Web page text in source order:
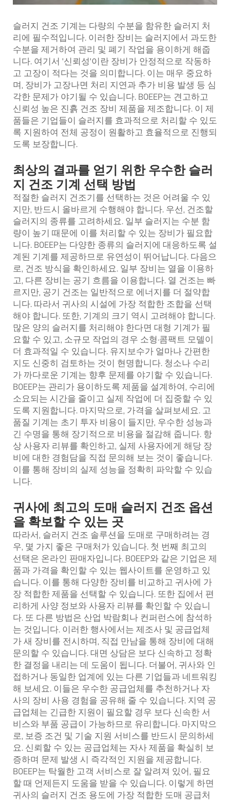
슬러지 건조 기계는 다량의 수분을 함유한 슬러지 처
리에 필수적입니다. 이러한 장비는 슬러지에서 과도한
수분을 제거하여 관리 및 폐기 작업을 용이하게 해줍
니다. 여기서 '신뢰성'이란 장비가 안정적으로 작동하
고 고장이 적다는 것을 의미합니다. 이는 매우 중요하
며, 장비가 고장나면 처리 지연과 추가 비용 발생 등 심
각한 문제가 야기될 수 있습니다. BOEEP는 견고하고
신뢰성 높은 진흙 건조 장비 제품을 제조합니다. 이 제
품들은 기업들이 슬러지를 효과적으로 처리할 수 있도
록 지원하여 전체 공정이 원활하고 효율적으로 진행되
도록 보장합니다.
최상의 결과를 얻기 위한 우수한 슬러
지 건조 기계 선택 방법
적절한 슬러지 건조기를 선택하는 것은 어려울 수 있
지만, 반드시 올바르게 수행해야 합니다. 우선, 건조할
슬러지의 종류를 고려하세요. 일부 슬러지는 수분 함
량이 높기 때문에 이를 처리할 수 있는 장비가 필요합
니다. BOEEP는 다양한 종류의 슬러지에 대응하도록 설
계된 기계를 제공하므로 유연성이 뛰어납니다. 다음으
로, 건조 방식을 확인하세요. 일부 장비는 열을 이용하
고, 다른 장비는 공기 흐름을 이용합니다. 열 건조는 빠
르지만, 공기 건조는 일반적으로 에너지를 더 절약합
니다. 따라서 귀사의 시설에 가장 적합한 조합을 선택
해야 합니다. 또한, 기계의 크기 역시 고려해야 합니다.
많은 양의 슬러지를 처리해야 한다면 대형 기계가 필
요할 수 있고, 소규모 작업의 경우 소형·콤팩트 모델이
더 효과적일 수 있습니다. 유지보수가 얼마나 간편한
지도 신중히 검토하는 것이 현명합니다. 청소나 수리
가 까다로운 기계는 향후 문제를 야기할 수 있습니다.
BOEEP는 관리가 용이하도록 제품을 설계하여, 수리에
소요되는 시간을 줄이고 실제 작업에 더 집중할 수 있
도록 지원합니다. 마지막으로, 가격을 살펴보세요. 고
품질 기계는 초기 투자 비용이 들지만, 우수한 성능과
긴 수명을 통해 장기적으로 비용을 절감해 줍니다. 항
상 사용자 리뷰를 확인하고, 실제 사용자에게 해당 장
비에 대한 경험담을 직접 문의해 보는 것이 좋습니다.
이를 통해 장비의 실제 성능을 정확히 파악할 수 있습
니다.
귀사에 최고의 도매 슬러지 건조 옵션
을 확보할 수 있는 곳
따라서, 슬러지 건조 솔루션을 도매로 구매하려는 경
우, 몇 가지 좋은 구매처가 있습니다. 첫 번째 최고의
선택은 온라인 판매자입니다. BOEEP와 같은 기업은 제
품과 가격을 확인할 수 있는 웹사이트를 운영하고 있
습니다. 이를 통해 다양한 장비를 비교하고 귀사에 가
장 적합한 제품을 선택할 수 있습니다. 또한 집에서 편
리하게 사양 정보와 사용자 리뷰를 확인할 수 있습니
다. 또 다른 방법은 산업 박람회나 컨퍼런스에 참석하
는 것입니다. 이러한 행사에서는 제조사 및 공급업체
가 새 장비를 전시하며, 직접 만남을 통해 장비에 대해
문의할 수 있습니다. 대면 상담은 보다 신속하고 정확
한 결정을 내리는 데 도움이 됩니다. 더불어, 귀사와 인
접하거나 동일한 업계에 있는 다른 기업들과 네트워킹
해 보세요. 이들은 우수한 공급업체를 추천하거나 자
사의 장비 사용 경험을 공유해 줄 수 있습니다. 지역 공
급업체는 긴급한 지원이 필요할 경우 보다 신속한 서
비스와 부품 공급이 가능하므로 유리합니다. 마지막으
로, 보증 조건 및 기술 지원 서비스를 반드시 문의하세
요. 신뢰할 수 있는 공급업체는 자사 제품을 확실히 보
증하며 문제 발생 시 즉각적인 지원을 제공합니다.
BOEEP는 탁월한 고객 서비스로 잘 알려져 있어, 필요
할 때 언제든지 도움을 받을 수 있습니다. 이렇게 하면
귀사의 슬러지 건조 용도에 가장 적합한 도매 공급처